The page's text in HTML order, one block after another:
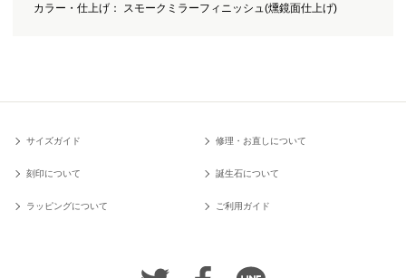
カラー・仕上げ： スモークミラーフィニッシュ(燻鏡面仕上げ)
サイズガイド 修理・お直しについて
刻印について 誕生石について
ラッピングについて ご利用ガイド